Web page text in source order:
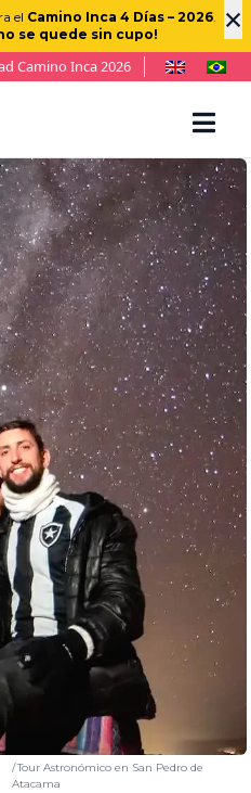
×
el Camino Inca 4 Días – 2026.
se quede sin cupo!
Camino Inca 2026
Tour Astronómico en San Pedro de
Atacama